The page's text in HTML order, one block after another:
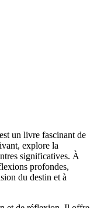
un livre fascinant de
explore la
significatives. À
profondes,
du destin et à